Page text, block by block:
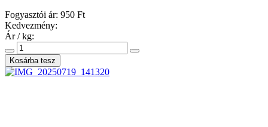
Fogyasztói ár: 950 Ft
Kedvezmény:
Ár / kg: